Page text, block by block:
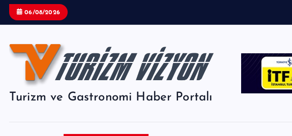
06/08/2026
Turizm ve Gastronomi Haber Portalı